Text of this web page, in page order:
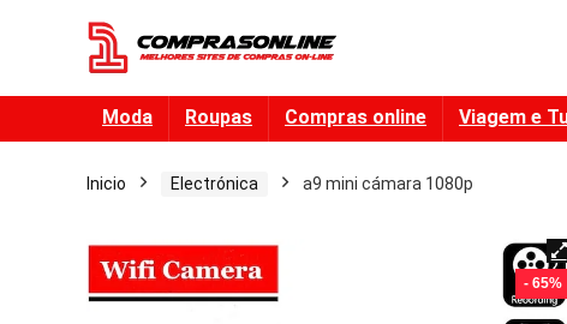
Moda Roupas Compras online Viagem e
Inicio Electrónica a9 mini cámara 1080p
- 65%